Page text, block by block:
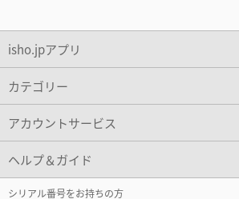
isho.jpアプリ
カテゴリー
アカウントサービス
ヘルプ＆ガイド
シリアル番号をお持ちの方